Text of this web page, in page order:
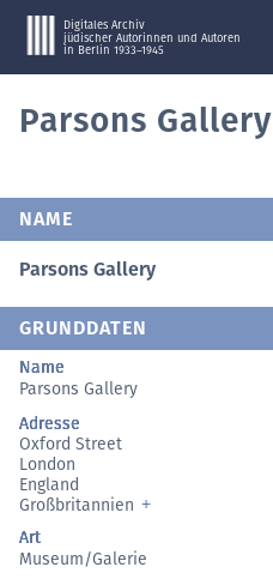
Digitales Archiv
jüdischer Autorinnen und Autoren
in Berlin 1933–1945
Parsons Gallery
NAME
Parsons Gallery
GRUNDDATEN
Name
Parsons Gallery
Adresse
Oxford Street
London
England
Großbritannien
Art
Museum/Galerie